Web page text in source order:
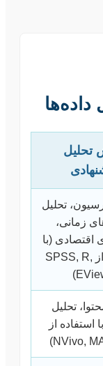
داده‌ها
تحلیل
تحلیل
زمانی،
(با
استفاده از SPSS, R,
تحلیل
استفاده از
NVivo,